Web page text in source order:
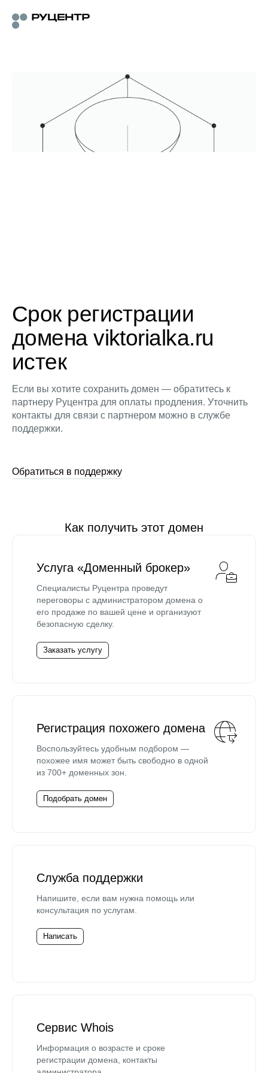
Срок регистрации
домена viktorialka.ru
истек
Если вы хотите сохранить домен — обратитесь к
партнеру Руцентра для оплаты продления. Уточнить
контакты для связи с партнером можно в службе
поддержки.
Обратиться в поддержку
Как получить этот домен
Услуга «Доменный брокер»
Специалисты Руцентра проведут
переговоры с администратором домена о
его продаже по вашей цене и организуют
безопасную сделку.
Заказать услугу
Регистрация похожего домена
Воспользуйтесь удобным подбором —
похожее имя может быть свободно в одной
из 700+ доменных зон.
Подобрать домен
Служба поддержки
Напишите, если вам нужна помощь или
консультация по услугам.
Написать
Сервис Whois
Информация о возрасте и сроке
регистрации домена, контакты